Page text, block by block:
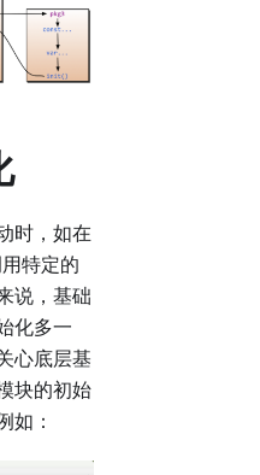
时，如在
特定的
说，基础
化多一
心底层基
块的初始
如：